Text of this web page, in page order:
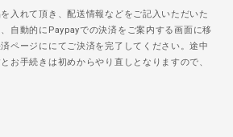
入れて頂き、配送情報などをご記入いただいた
、自動的にPaypayでの決済をご案内する画面に移
ページににてご決済を完了してください。途中
お手続きは初めからやり直しとなりますので、